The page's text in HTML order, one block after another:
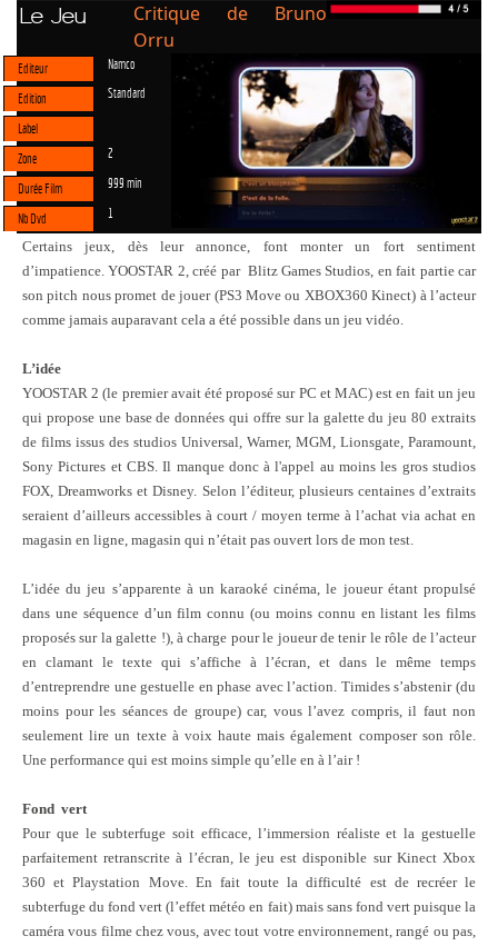
Le Jeu
Critique de Bruno
Orru
Editeur Namco
Edition Standard
Label
Zone
2
Durée Film 999 min
Nb Dvd 1
Certains jeux, dès leur annonce, font monter un fort sentiment
d’impatience. YOOSTAR 2, créé par Blitz Games Studios, en fait partie car
son pitch nous promet de jouer (PS3 Move ou XBOX360 Kinect) à l’acteur
comme jamais auparavant cela a été possible dans un jeu vidéo.
L’idée
YOOSTAR 2 (le premier avait été proposé sur PC et MAC) est en fait un jeu
qui propose une base de données qui offre sur la galette du jeu 80 extraits
de films issus des studios Universal, Warner, MGM, Lionsgate, Paramount,
Sony Pictures et CBS. Il manque donc à l'appel au moins les gros studios
FOX, Dreamworks et Disney. Selon l’éditeur, plusieurs centaines d’extraits
seraient d’ailleurs accessibles à court / moyen terme à l’achat via achat en
magasin en ligne, magasin qui n’était pas ouvert lors de mon test.
L’idée du jeu s’apparente à un karaoké cinéma, le joueur étant propulsé
dans une séquence d’un film connu (ou moins connu en listant les films
proposés sur la galette !), à charge pour le joueur de tenir le rôle de l’acteur
en clamant le texte qui s’affiche à l’écran, et dans le même temps
d’entreprendre une gestuelle en phase avec l’action. Timides s’abstenir (du
moins pour les séances de groupe) car, vous l’avez compris, il faut non
seulement lire un texte à voix haute mais également composer son rôle.
Une performance qui est moins simple qu’elle en à l’air !
Fond vert
Pour que le subterfuge soit efficace, l’immersion réaliste et la gestuelle
parfaitement retranscrite à l’écran, le jeu est disponible sur Kinect Xbox
360 et Playstation Move. En fait toute la difficulté est de recréer le
subterfuge du fond vert (l’effet météo en fait) mais sans fond vert puisque la
caméra vous filme chez vous, avec tout votre environnement, rangé ou pas,